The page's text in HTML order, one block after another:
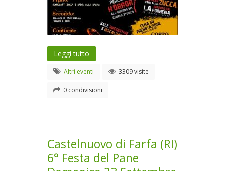
Leggi tutto
Altri eventi 3309 visite
0 condivisioni
Castelnuovo di Farfa (RI)
6° Festa del Pane